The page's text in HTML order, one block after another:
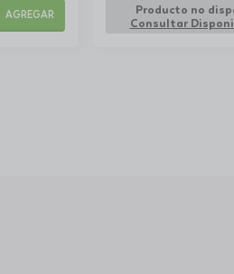
AGREGAR
Producto no
Consultar